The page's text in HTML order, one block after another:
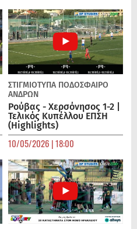
ΣΤΙΓΜΙΟΤΥΠΑ ΠΟΔΌΣΦΑΙΡΟ
ΑΝΔΡΏΝ
Ρούβας - Χερσόνησος 1-2 |
Τελικός Κυπέλλου ΕΠΣΗ
(Highlights)
10/05/2026 | 18:00